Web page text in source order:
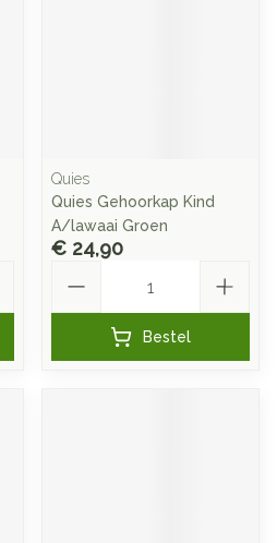
Quies
Quies Gehoorkap Kind
A/lawaai Groen
€ 24,90
Bestel